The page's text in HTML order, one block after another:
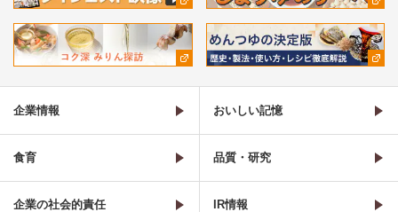
企業情報 おいしい記憶
食育 品質・研究
企業の社会的責任 IR情報